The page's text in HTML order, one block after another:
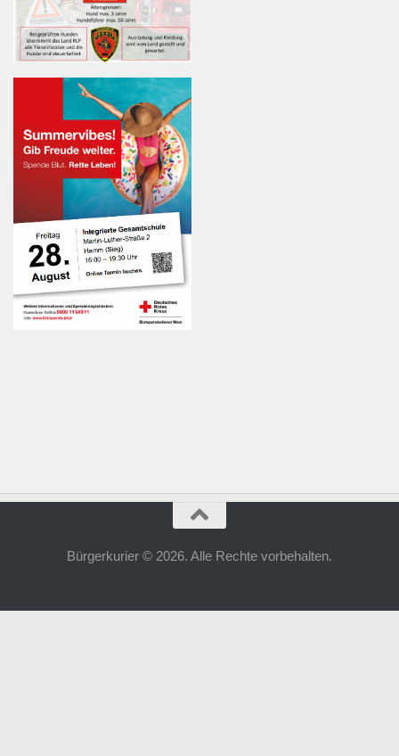
Bürgerkurier © 2026. Alle Rechte vorbehalten.